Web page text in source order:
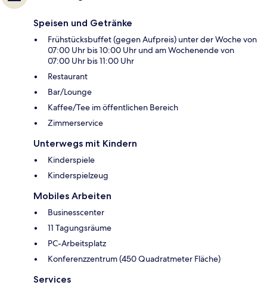
Speisen und Getränke
Frühstücksbuffet (gegen Aufpreis) unter der Woche von
07:00 Uhr bis 10:00 Uhr und am Wochenende von
07:00 Uhr bis 11:00 Uhr
Restaurant
Bar/Lounge
Kaffee/Tee im öffentlichen Bereich
Zimmerservice
Unterwegs mit Kindern
Kinderspiele
Kinderspielzeug
Mobiles Arbeiten
Businesscenter
11 Tagungsräume
PC-Arbeitsplatz
Konferenzzentrum (450 Quadratmeter Fläche)
Services